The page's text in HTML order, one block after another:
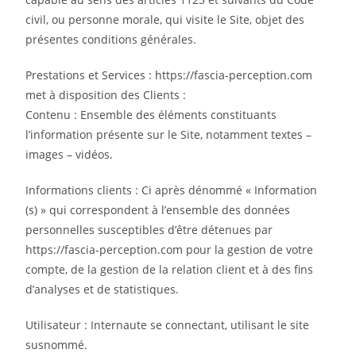
civil, ou personne morale, qui visite le Site, objet des
présentes conditions générales.
Prestations et Services : https://fascia-perception.com
met à disposition des Clients :
Contenu : Ensemble des éléments constituants
l’information présente sur le Site, notamment textes –
images – vidéos.
Informations clients : Ci après dénommé « Information
(s) » qui correspondent à l’ensemble des données
personnelles susceptibles d’être détenues par
https://fascia-perception.com pour la gestion de votre
compte, de la gestion de la relation client et à des fins
d’analyses et de statistiques.
Utilisateur : Internaute se connectant, utilisant le site
susnommé.